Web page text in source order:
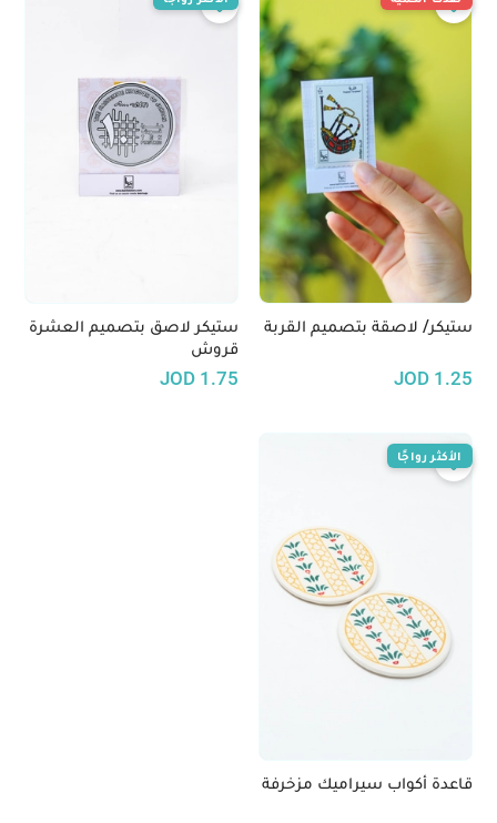
ستيكر/ لاصقة بتصميم القربة
1.25
JOD
ستيكر لاصق بتصميم العشرة
قروش
1.75
JOD
قاعدة أكواب سيراميك مزخرفة
الأكثر رواجًا